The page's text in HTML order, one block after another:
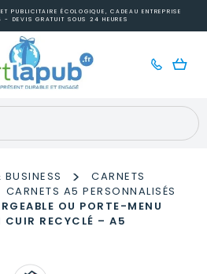
PUBLICITAIRE ÉCOLOGIQUE, CADEAU ENTREPRISE
DEVIS GRATUIT SOUS 24 HEURES
BUSINESS >
CARNETS
CARNETS A5 PERSONNALISÉS
OU PORTE-MENU
CUIR RECYCLÉ – A5